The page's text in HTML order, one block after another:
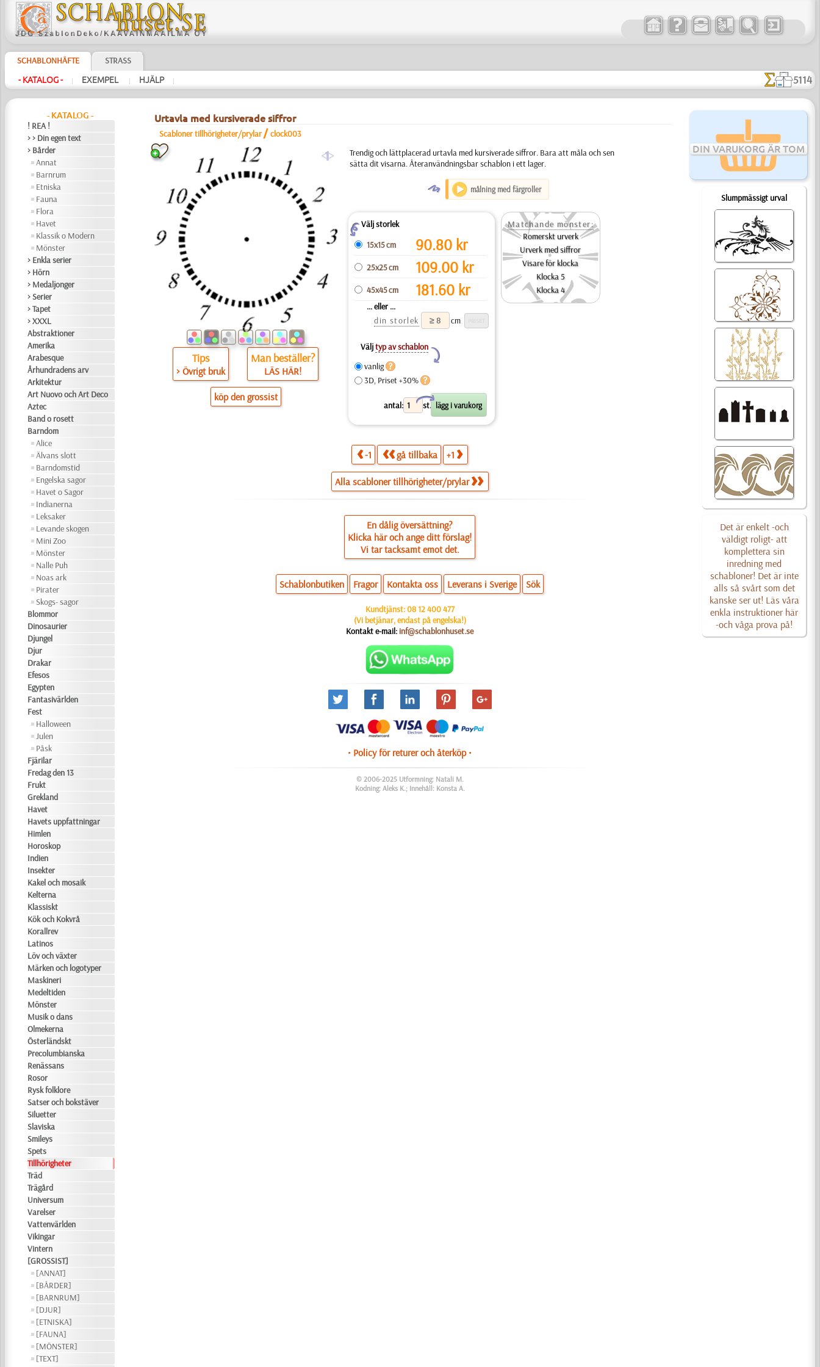
SCHABLONHÄFTE STRASS
- KATALOG - | EXEMPEL | HJÄLP | 5114
- KATALOG -
! REA !
> > Din egen text
> Bårder
Annat
Barnrum
Etniska
Fauna
Flora
Havet
Klassik o Modern
Mönster
> Enkla serier
> Hörn
> Medaljonger
> Serier
> Tapet
> XXXL
Abstraktioner
Amerika
Arabesque
Århundradens arv
Arkitektur
Art Nuovo och Art Deco
Aztec
Band o rosett
Barndom
Alice
Älvans slott
Barndomstid
Engelska sagor
Havet o Sagor
Indianerna
Leksaker
Levande skogen
Mini Zoo
Mönster
Nalle Puh
Noas ark
Pirater
Skogs- sagor
Blommor
Dinosaurier
Djungel
Djur
Drakar
Efesos
Egypten
Fantasivärlden
Fest
Halloween
Julen
Påsk
Fjärilar
Fredag den 13
Frukt
Grekland
Havet
Havets uppfattningar
Himlen
Horoskop
Indien
Insekter
Kakel och mosaik
Kelterna
Klassiskt
Kök och Kokvrå
Korallrev
Latinos
Löv och växter
Märken och logotyper
Maskineri
Medeltiden
Mönster
Musik o dans
Olmekerna
Österländskt
Precolumbianska
Renässans
Rosor
Rysk folklore
Satser och bokstäver
Siluetter
Slaviska
Smileys
Spets
Tillhörigheter
Träd
Trägård
Universum
Varelser
Vattenvärlden
Vikingar
Vintern
[GROSSIST]
[ANNAT]
[BÅRDER]
[BARNRUM]
[DJUR]
[ETNISKA]
[FAUNA]
[MÖNSTER]
[TEXT]
DIN VARUKORG ÄR TOM
Slumpmässigt urval
Det är enkelt -och
väldigt roligt- att
komplettera sin
inredning med
schabloner! Det är inte
alls så svårt som det
kanske ser ut! Läs våra
enkla instruktioner här
-och våga prova på!
Urtavla med kursiverade siffror
Scabloner tillhörigheter/prylar /clock003
a
Tips
> Övrigt bruk
Man beställer?
LÄS HÄR!
köp den grossist
Trendig och lättplacerad urtavla med kursiverade siffror. Bara att måla och sen
sätta dit visarna. Återanvändningsbar schablon i ett lager.
O målning med färgroller
ZVälj storlek
15x15 cm
90.80kr
25x25 cm 109.00kr
45x45 cm 181.60kr
... eller ...
din storlek
cm
Väljtyp av schablon
Y
vanlig
3D, Priset +30%
antal: st.
X
Matchande mönster:
Romerskt urverk
Urverk med siffror
Visare för klocka
Klocka 5
Klocka 4
-1 gå tillbaka +1
Alla scabloner tillhörigheter/prylar
En dålig översättning?
Klicka här och ange ditt förslag!
Vi tar tacksamt emot det.
Schablonbutiken Fragor Kontakta oss Leverans i Sverige Sök
Kundtjänst:08 12 400 477
(Vi betjänar, endast på engelska!)
Kontakt e-mail: inf@schablonhuset.se
• Policy för returer och återköp •
© 2006-2025 Utformning: Natali M.
Kodning: Aleks K.; Innehåll: Konsta A.